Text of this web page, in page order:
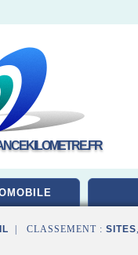
| CLASSEMENT : SITES,